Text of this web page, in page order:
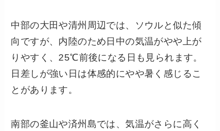
中部の大田や清州周辺では、ソウルと似た傾
向ですが、内陸のため日中の気温がやや上が
りやすく、25℃前後になる日も見られます。
日差しが強い日は体感的にやや暑く感じるこ
とがあります。
南部の釜山や済州島では、気温がさらに高く